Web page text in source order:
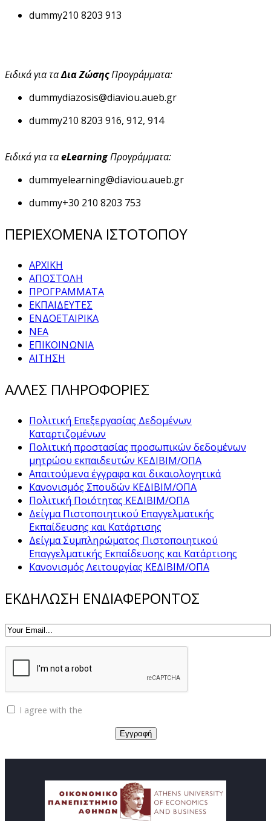
dummy210 8203 913
Ειδικά για ταΔια ΖώσηςΠρογράμματα:
dummydiazosis@diaviou.aueb.gr
dummy210 8203 916, 912, 914
Ειδικά για ταeLearningΠρογράμματα:
dummyelearning@diaviou.aueb.gr
dummy+30 210 8203 753
ΠΕΡΙΕΧΟΜΕΝΑ ΙΣΤΟΤΟΠΟΥ
ΑΡΧΙΚΗ
ΑΠΟΣΤΟΛΗ
ΠΡΟΓΡΑΜΜΑΤΑ
ΕΚΠΑΙΔΕΥΤΕΣ
ΕΝΔΟΕΤΑΙΡΙΚΑ
ΝΕΑ
ΕΠΙΚΟΙΝΩΝΙΑ
ΑΙΤΗΣΗ
ΑΛΛΕΣ ΠΛΗΡΟΦΟΡΙΕΣ
Πολιτική Επεξεργασίας Δεδομένων
Καταρτιζομένων
Πολιτική προστασίας προσωπικών δεδομένων
μητρώου εκπαιδευτών ΚΕΔΙΒΙΜ/ΟΠΑ
Απαιτούμενα έγγραφα και δικαιολογητικά
Κανονισμός Σπουδών ΚΕΔΙΒΙΜ/ΟΠΑ
Πολιτική Ποιότητας ΚΕΔΙΒΙΜ/ΟΠΑ
Δείγμα Πιστοποιητικού Επαγγελματικής
Εκπαίδευσης και Κατάρτισης
Δείγμα Συμπληρώματος Πιστοποιητικού
Επαγγελματικής Εκπαίδευσης και Κατάρτισης
Κανονισμός Λειτουργίας ΚΕΔΙΒΙΜ/ΟΠΑ
ΕΚΔΗΛΩΣΗ ΕΝΔΙΑΦΕΡΟΝΤΟΣ
I agree with the